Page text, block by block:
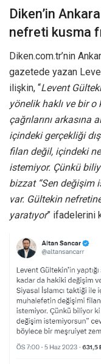
Diken’in
nefreti kusma
Diken.com.tr’nin
gazetede yazan
ilişkin, “Levent
yönelik haklı ve bir
çağrılarını
içindeki gerçekliği
filan değil, içindeki
istemiyor. Çünkü
bizzat “Sen değişim
var. Gültekin
yaratıyor” ifadelerini